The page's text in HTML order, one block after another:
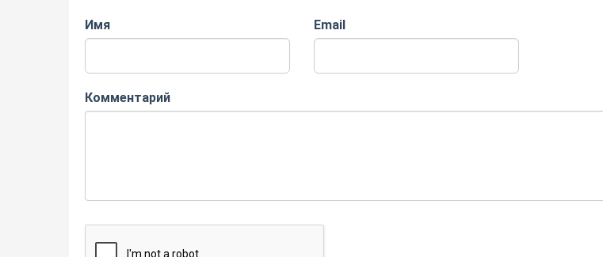
Имя Email
Комментарий